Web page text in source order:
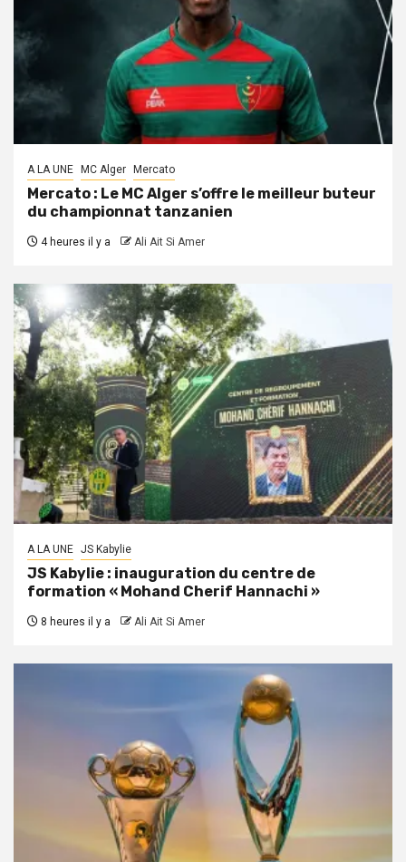
A LA UNE MC Alger Mercato
Mercato : Le MC Alger s’offre le meilleur buteur
du championnat tanzanien
4 heures il y a Ali Ait Si Amer
A LA UNE JS Kabylie
JS Kabylie : inauguration du centre de
formation « Mohand Cherif Hannachi »
8 heures il y a Ali Ait Si Amer